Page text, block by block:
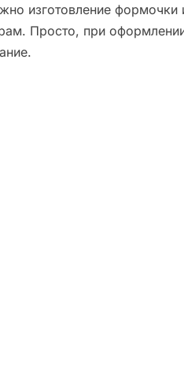
изготовление формочки
Просто, при